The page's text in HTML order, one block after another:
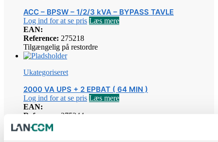
ACC – BPSW – 1/2/3 kVA – BYPASS TAVLE
Log ind for at se pris Læs mere
EAN:
Reference: 275218
Tilgængelig på restordre
Ukategoriseret
2000 VA UPS + 2 EPBAT ( 64 MIN )
Log ind for at se pris Læs mere
EAN:
Reference:
275244
Tilgængelig på restordre